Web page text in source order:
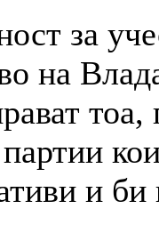
за
на
тоа,
и би